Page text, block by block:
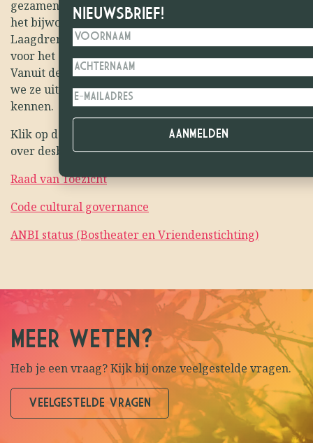
NIEUWSBRIEF!
gezamenlijke ervaring bieden, die meer is dan alleen
het bijwonen van een voorstelling.
Laagdrempeligheid en gastvrijheid zijn voorwaarde
voor het creëren van de beoogde saamhorigheid.
Vanuit deze veilige en ontspannen omgeving dagen
we ze uit om onbekenden of onbekend werk te leren
kennen.
Klik op de onderstaande links voor meer informatie
over desbetreffende onderwerpen.
Raad van Toezicht
Code cultural governance
ANBI status (Bostheater en Vriendenstichting)
MEER WETEN?
Heb je een vraag? Kijk bij onze veelgestelde vragen.
VEELGESTELDE VRAGEN